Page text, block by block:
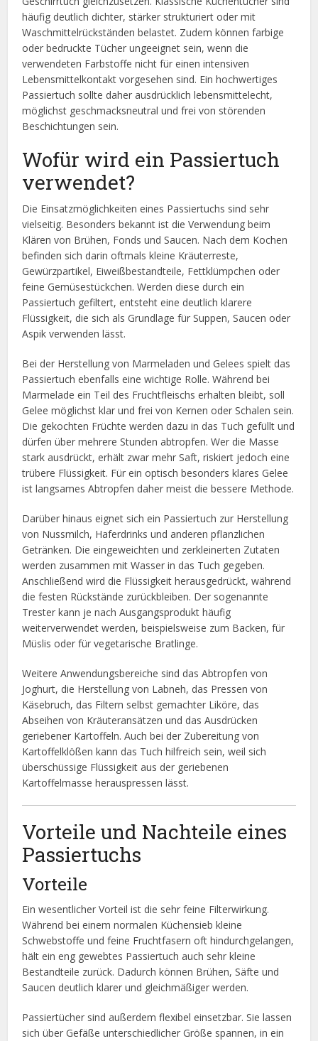
häufig deutlich dichter, stärker strukturiert oder mit
Waschmittelrückständen belastet. Zudem können farbige
oder bedruckte Tücher ungeeignet sein, wenn die
verwendeten Farbstoffe nicht für einen intensiven
Lebensmittelkontakt vorgesehen sind. Ein hochwertiges
Passiertuch sollte daher ausdrücklich lebensmittelecht,
möglichst geschmacksneutral und frei von störenden
Beschichtungen sein.
Wofür wird ein Passiertuch
verwendet?
Die Einsatzmöglichkeiten eines Passiertuchs sind sehr
vielseitig. Besonders bekannt ist die Verwendung beim
Klären von Brühen, Fonds und Saucen. Nach dem Kochen
befinden sich darin oftmals kleine Kräuterreste,
Gewürzpartikel, Eiweißbestandteile, Fettklümpchen oder
feine Gemüsestückchen. Werden diese durch ein
Passiertuch gefiltert, entsteht eine deutlich klarere
Flüssigkeit, die sich als Grundlage für Suppen, Saucen oder
Aspik verwenden lässt.
Bei der Herstellung von Marmeladen und Gelees spielt das
Passiertuch ebenfalls eine wichtige Rolle. Während bei
Marmelade ein Teil des Fruchtfleischs erhalten bleibt, soll
Gelee möglichst klar und frei von Kernen oder Schalen sein.
Die gekochten Früchte werden dazu in das Tuch gefüllt und
dürfen über mehrere Stunden abtropfen. Wer die Masse
stark ausdrückt, erhält zwar mehr Saft, riskiert jedoch eine
trübere Flüssigkeit. Für ein optisch besonders klares Gelee
ist langsames Abtropfen daher meist die bessere Methode.
Darüber hinaus eignet sich ein Passiertuch zur Herstellung
von Nussmilch, Haferdrinks und anderen pflanzlichen
Getränken. Die eingeweichten und zerkleinerten Zutaten
werden zusammen mit Wasser in das Tuch gegeben.
Anschließend wird die Flüssigkeit herausgedrückt, während
die festen Rückstände zurückbleiben. Der sogenannte
Trester kann je nach Ausgangsprodukt häufig
weiterverwendet werden, beispielsweise zum Backen, für
Müslis oder für vegetarische Bratlinge.
Weitere Anwendungsbereiche sind das Abtropfen von
Joghurt, die Herstellung von Labneh, das Pressen von
Käsebruch, das Filtern selbst gemachter Liköre, das
Abseihen von Kräuteransätzen und das Ausdrücken
geriebener Kartoffeln. Auch bei der Zubereitung von
Kartoffelklößen kann das Tuch hilfreich sein, weil sich
überschüssige Flüssigkeit aus der geriebenen
Kartoffelmasse herauspressen lässt.
Vorteile und Nachteile eines
Passiertuchs
Vorteile
Ein wesentlicher Vorteil ist die sehr feine Filterwirkung.
Während bei einem normalen Küchensieb kleine
Schwebstoffe und feine Fruchtfasern oft hindurchgelangen,
hält ein eng gewebtes Passiertuch auch sehr kleine
Bestandteile zurück. Dadurch können Brühen, Säfte und
Saucen deutlich klarer und gleichmäßiger werden.
Passiertücher sind außerdem flexibel einsetzbar. Sie lassen
sich über Gefäße unterschiedlicher Größe spannen, in ein